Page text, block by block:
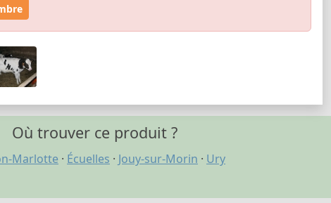
Où trouver ce produit ?
Marlotte · Écuelles · Jouy-sur-Morin · Ury